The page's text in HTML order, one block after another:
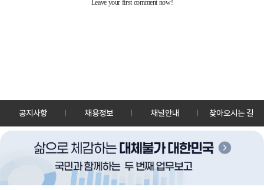
공지사항 채용정보 채널안내 찾아오시는 길
30128 세종특별자치시 정부2청사로 13 한국정책방송원 KTV
TEL: 044-204-8000
Copyrightⓒ KTV 국민방송 All Rights Reserved.
PC버전 앱 다운로드